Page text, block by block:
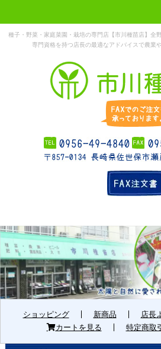
種子・野菜・家庭菜園・栽培の専門店【市川種苗店】全
専門資格を持つ店長の最適なアドバイスで農業
ホーム
ら
お勧め商品
ショッピング 新商品 店長
カートを見る
特定商取